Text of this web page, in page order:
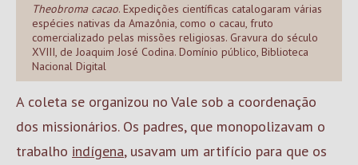
Theobroma cacao. Expedições científicas catalogaram várias
espécies nativas da Amazônia, como o cacau, fruto
comercializado pelas missões religiosas. Gravura do século
XVIII, de Joaquim José Codina. Domínio público, Biblioteca
Nacional Digital
A coleta se organizou no Vale sob a coordenação
dos missionários. Os padres, que monopolizavam o
trabalho indígena, usavam um artifício para que os